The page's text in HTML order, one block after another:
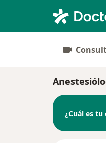
¿Cuál es